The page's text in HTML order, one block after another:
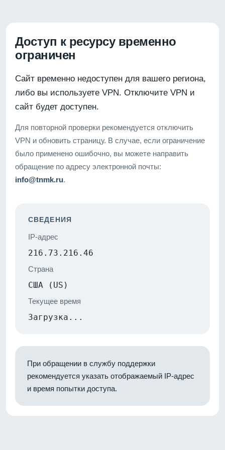
Доступ к ресурсу временно
ограничен
Сайт временно недоступен для вашего региона,
либо вы используете VPN. Отключите VPN и
сайт будет доступен.
Для повторной проверки рекомендуется отключить
VPN и обновить страницу. В случае, если ограничение
было применено ошибочно, вы можете направить
обращение по адресу электронной почты:
info@tnmk.ru.
СВЕДЕНИЯ
IP-адрес
216.73.216.46
Страна
США (US)
Текущее время
Загрузка...
При обращении в службу поддержки
рекомендуется указать отображаемый IP-адрес
и время попытки доступа.